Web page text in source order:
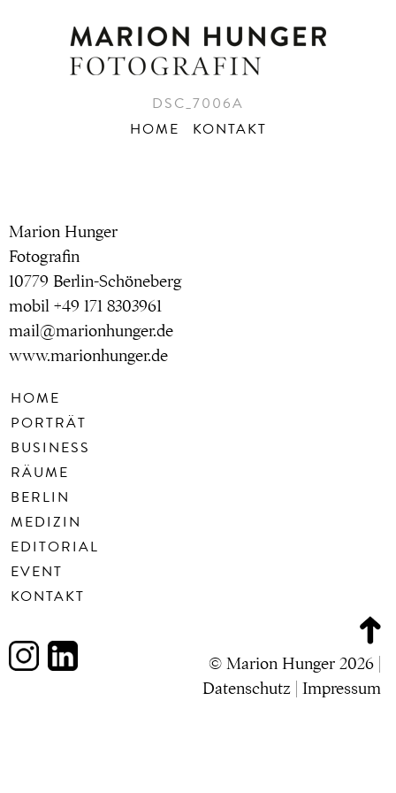
DSC_7006A
HOME
KONTAKT
Marion Hunger
Fotografin
10779 Berlin-Schöneberg
mobil +49 171 8303961
mail@marionhunger.de
www.marionhunger.de
HOME
PORTRÄT
BUSINESS
RÄUME
BERLIN
MEDIZIN
EDITORIAL
EVENT
KONTAKT
© Marion Hunger 2026 |
Datenschutz Impressum